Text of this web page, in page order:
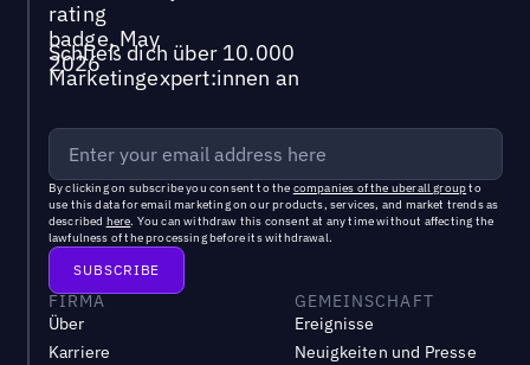
Schließ dich über 10.000
Marketingexpert:innen an
By clicking on subscribe you consent to the companies of the uberall groupto
use this data for email marketing on our products, services, and market trends as
described here. You can withdraw this consent at any time without affecting the
lawfulness of the processing before its withdrawal.
FIRMA
Über
Karriere
GEMEINSCHAFT
Ereignisse
Neuigkeiten und Presse